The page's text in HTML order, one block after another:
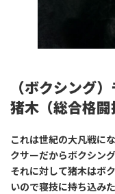
（ボクシング
猪木（総合格闘
これは世紀の大凡戦に
クサーだからボクシン
それに対して猪木はボ
いので寝技に持ち込みた